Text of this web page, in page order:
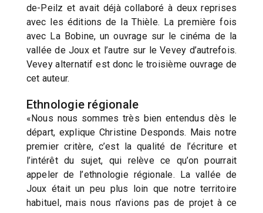
de-Peilz et avait déjà collaboré à deux reprises
avec les éditions de la Thièle. La première fois
avec La Bobine, un ouvrage sur le cinéma de la
vallée de Joux et l’autre sur le Vevey d’autrefois.
Vevey alternatif est donc le troisième ouvrage de
cet auteur.
Ethnologie régionale
«Nous nous sommes très bien entendus dès le
départ, explique Christine Desponds. Mais notre
premier critère, c’est la qualité de l’écriture et
l’intérêt du sujet, qui relève ce qu’on pourrait
appeler de l’ethnologie régionale. La vallée de
Joux était un peu plus loin que notre territoire
habituel, mais nous n’avions pas de projet à ce